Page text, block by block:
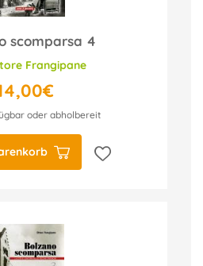
scomparsa 4
Frangipane
oder abholbereit